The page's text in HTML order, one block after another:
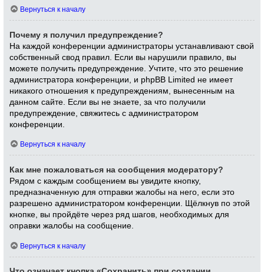
Вернуться к началу
Почему я получил предупреждение?
На каждой конференции администраторы устанавливают свой
собственный свод правил. Если вы нарушили правило, вы
можете получить предупреждение. Учтите, что это решение
администратора конференции, и phpBB Limited не имеет
никакого отношения к предупреждениям, вынесенным на
данном сайте. Если вы не знаете, за что получили
предупреждение, свяжитесь с администратором
конференции.
Вернуться к началу
Как мне пожаловаться на сообщения модератору?
Рядом с каждым сообщением вы увидите кнопку,
предназначенную для отправки жалобы на него, если это
разрешено администратором конференции. Щёлкнув по этой
кнопке, вы пройдёте через ряд шагов, необходимых для
оправки жалобы на сообщение.
Вернуться к началу